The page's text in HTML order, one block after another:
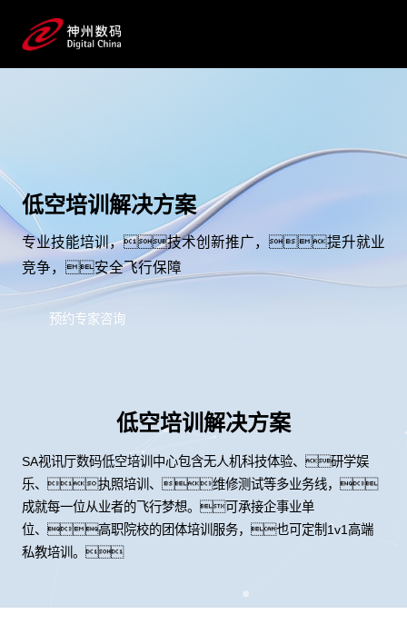
低空培训解决方案
专业技能培训，技术创新推广，提升就业
竞争，安全飞行保障
预约专家咨询
低空培训解决方案
SA视讯厅数码低空培训中心包含无人机科技体验、研学娱
乐、执照培训、维修测试等多业务线，
成就每一位从业者的飞行梦想。可承接企事业单
位、高职院校的团体培训服务，也可定制1v1高端
私教培训。